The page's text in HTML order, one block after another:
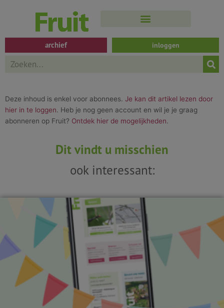
inhoud
archief inloggen
Search
Deze inhoud is enkel voor abonnees. Je kan dit artikel lezen door
hier in te loggen. Heb je nog geen account en wil je je graag
abonneren op Fruit? Ontdek hier de mogelijkheden.
Dit vindt u misschien
ook interessant: